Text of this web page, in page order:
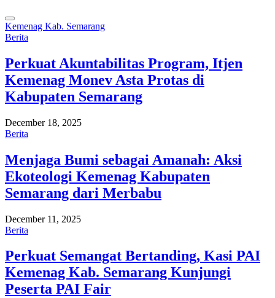
Kemenag Kab. Semarang
Berita
Perkuat Akuntabilitas Program, Itjen
Kemenag Monev Asta Protas di
Kabupaten Semarang
December 18, 2025
Berita
Menjaga Bumi sebagai Amanah: Aksi
Ekoteologi Kemenag Kabupaten
Semarang dari Merbabu
December 11, 2025
Berita
Perkuat Semangat Bertanding, Kasi PAI
Kemenag Kab. Semarang Kunjungi
Peserta PAI Fair